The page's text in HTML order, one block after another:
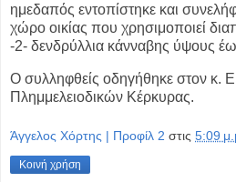
ημεδαπός εντοπίστηκε και
χώρο οικίας που χρησιμοποιεί
-2- δενδρύλλια κάνναβης ύψους
Ο συλληφθείς οδηγήθηκε στον κ.
Πλημμελειοδικών Κέρκυρας.
Άγγελος Χόρτης | Προφίλ 2 στις 5:09
Κοινή χρήση